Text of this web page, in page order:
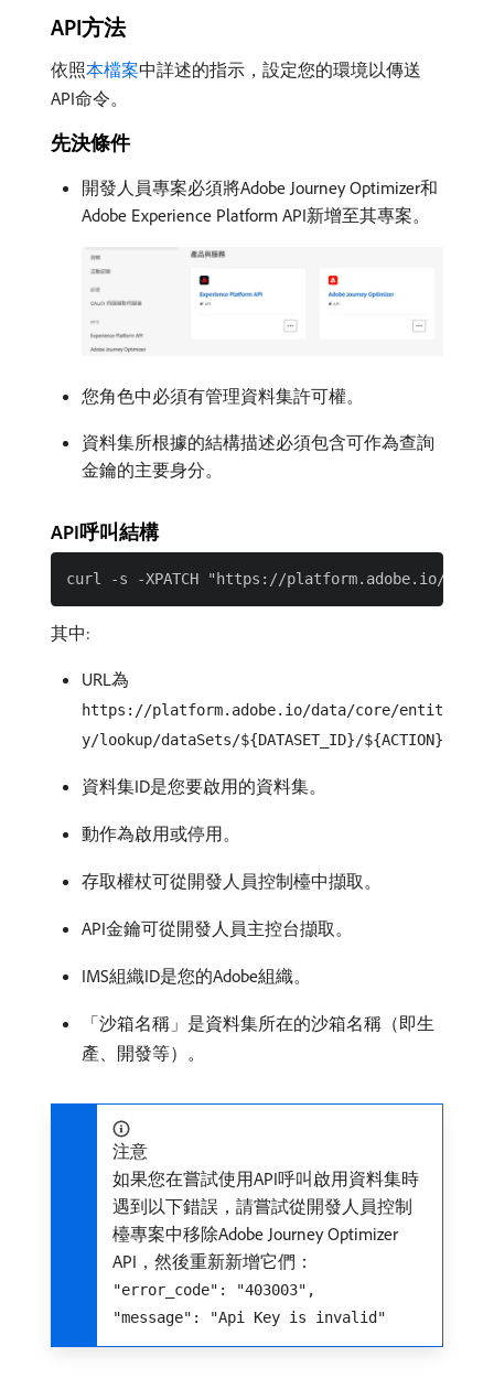
API方法
依照本檔案中詳述的指示，設定您的環境以傳送
API命令。
先決條件
開發人員專案必須將Adobe Journey Optimizer和
Adobe Experience Platform API新增至其專案。
您角色中必須有管理資料集許可權。
資料集所根據的結構描述必須包含可作為查詢
金鑰的主要身分。
API呼叫結構
其中:
URL為
https://platform.adobe.io/data/core/entit
y/lookup/dataSets/${DATASET_ID}/${ACTION}
資料集ID是您要啟用的資料集。
動作為啟用或停用。
存取權杖可從開發人員控制檯中擷取。
API金鑰可從開發人員主控台擷取。
IMS組織ID是您的Adobe組織。
「沙箱名稱」是資料集所在的沙箱名稱（即生
產、開發等）。
注意
如果您在嘗試使用API呼叫啟用資料集時
遇到以下錯誤，請嘗試從開發人員控制
檯專案中移除Adobe Journey Optimizer
API，然後重新新增它們：
"error_code": "403003",
"message": "Api Key is invalid"